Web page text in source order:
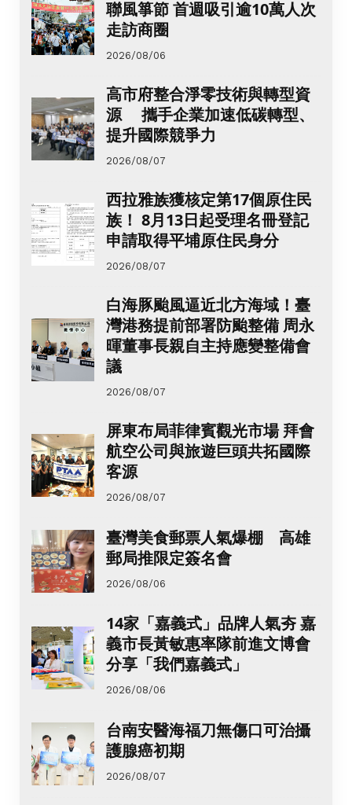
聯風箏節 首週吸引逾10萬人次
走訪商圈
2026/08/06
高市府整合淨零技術與轉型資
源 攜手企業加速低碳轉型、
提升國際競爭力
2026/08/07
西拉雅族獲核定第17個原住民
族！ 8月13日起受理名冊登記
申請取得平埔原住民身分
2026/08/07
白海豚颱風逼近北方海域！臺
灣港務提前部署防颱整備 周永
暉董事長親自主持應變整備會
議
2026/08/07
屏東布局菲律賓觀光市場 拜會
航空公司與旅遊巨頭共拓國際
客源
2026/08/07
臺灣美食郵票人氣爆棚 高雄
郵局推限定簽名會
2026/08/06
14家「嘉義式」品牌人氣夯 嘉
義市長黃敏惠率隊前進文博會
分享「我們嘉義式」
2026/08/06
台南安醫海福刀無傷口可治攝
護腺癌初期
2026/08/07